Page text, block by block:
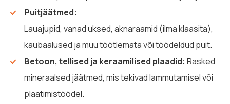
Puitjäätmed:
Lauajupid, vanad uksed, aknaraamid (ilma klaasita),
kaubaalused ja muu töötlemata või töödeldud puit.
Betoon, tellised ja keraamilised plaadid: Rasked
mineraalsed jäätmed, mis tekivad lammutamisel või
plaatimistöödel.